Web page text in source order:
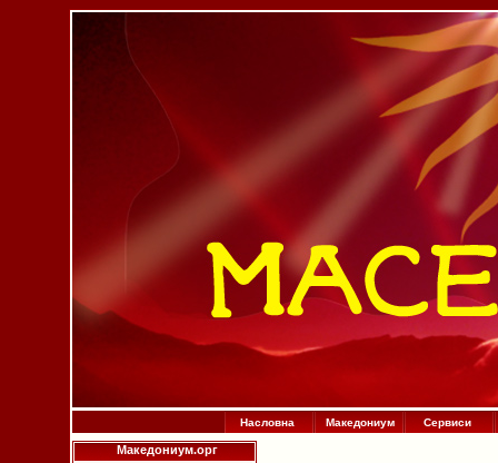
Насловна Македониум Сервиси
Македониум.орг